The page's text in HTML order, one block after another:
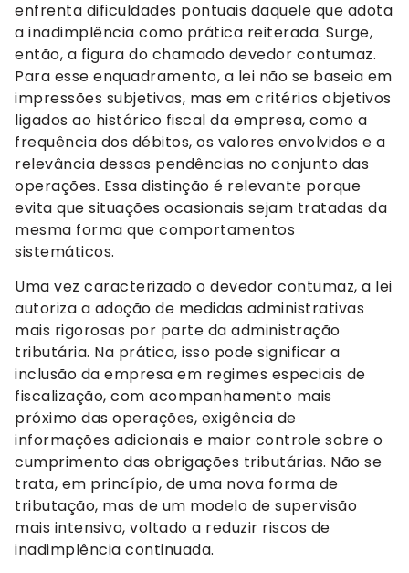
enfrenta dificuldades pontuais daquele que adota
a inadimplência como prática reiterada. Surge,
então, a figura do chamado devedor contumaz.
Para esse enquadramento, a lei não se baseia em
impressões subjetivas, mas em critérios objetivos
ligados ao histórico fiscal da empresa, como a
frequência dos débitos, os valores envolvidos e a
relevância dessas pendências no conjunto das
operações. Essa distinção é relevante porque
evita que situações ocasionais sejam tratadas da
mesma forma que comportamentos
sistemáticos.
Uma vez caracterizado o devedor contumaz, a lei
autoriza a adoção de medidas administrativas
mais rigorosas por parte da administração
tributária. Na prática, isso pode significar a
inclusão da empresa em regimes especiais de
fiscalização, com acompanhamento mais
próximo das operações, exigência de
informações adicionais e maior controle sobre o
cumprimento das obrigações tributárias. Não se
trata, em princípio, de uma nova forma de
tributação, mas de um modelo de supervisão
mais intensivo, voltado a reduzir riscos de
inadimplência continuada.